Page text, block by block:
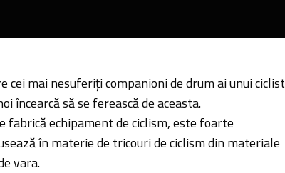
cei mai nesuferiți companioni de drum ai unui ciclist
încearcă să se ferească de aceasta.
fabrică echipament de ciclism, este foarte
în materie de tricouri de ciclism din materiale
vara.